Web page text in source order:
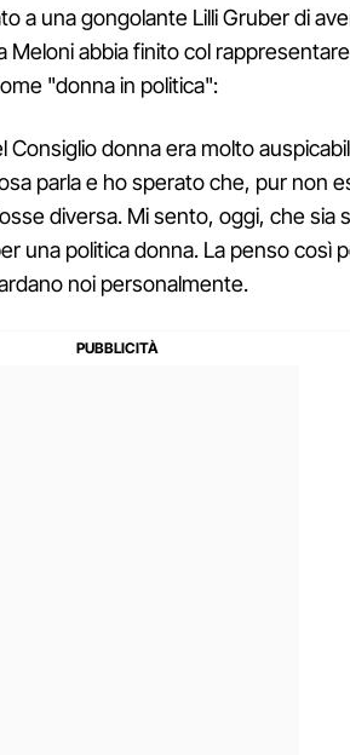
a una gongolante Lilli Gruber di
Meloni abbia finito col rappresentare
"donna in politica":
Consiglio donna era molto
parla e ho sperato che, pur non
diversa. Mi sento, oggi, che sia
una politica donna. La penso così
noi personalmente.